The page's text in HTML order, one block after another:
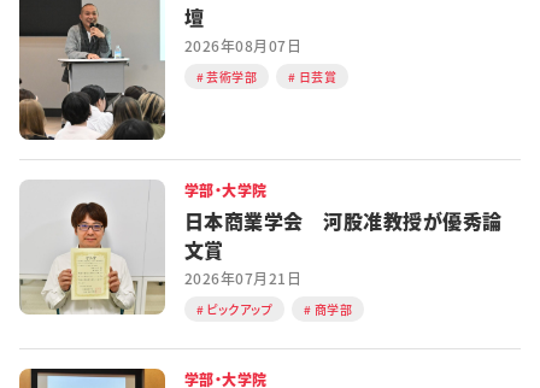
壇
2026年08月07日
芸術学部 日芸賞
学部・大学院
日本商業学会 河股准教授が優秀論
文賞
2026年07月21日
ピックアップ 商学部
学部・大学院